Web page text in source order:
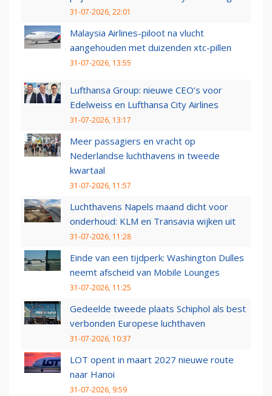
31-07-2026, 22:01
Malaysia Airlines-piloot na vlucht
aangehouden met duizenden xtc-pillen
31-07-2026, 13:55
Lufthansa Group: nieuwe CEO’s voor
Edelweiss en Lufthansa City Airlines
31-07-2026, 13:17
Meer passagiers en vracht op
Nederlandse luchthavens in tweede
kwartaal
31-07-2026, 11:57
Luchthavens Napels maand dicht voor
onderhoud: KLM en Transavia wijken uit
31-07-2026, 11:28
Einde van een tijdperk: Washington Dulles
neemt afscheid van Mobile Lounges
31-07-2026, 11:25
Gedeelde tweede plaats Schiphol als best
verbonden Europese luchthaven
31-07-2026, 10:37
LOT opent in maart 2027 nieuwe route
naar Hanoi
31-07-2026, 9:59